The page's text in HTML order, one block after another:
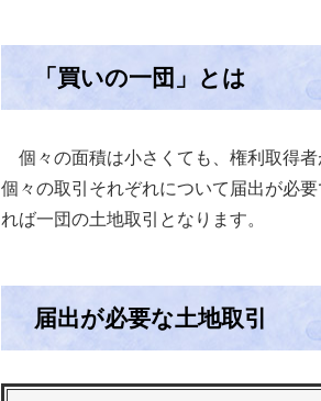
「買いの一団」とは
個々の面積は小さくても、権利取得者
個々の取引それぞれについて届出が必
れば一団の土地取引となります。
届出が必要な土地取引